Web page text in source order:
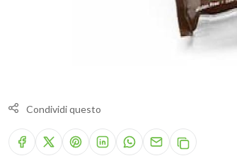
Condividi questo